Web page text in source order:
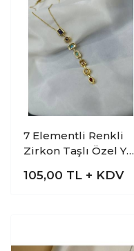
7 Elementli Renkli
Zirkon Taşlı Özel Y
105,00 TL + KDV